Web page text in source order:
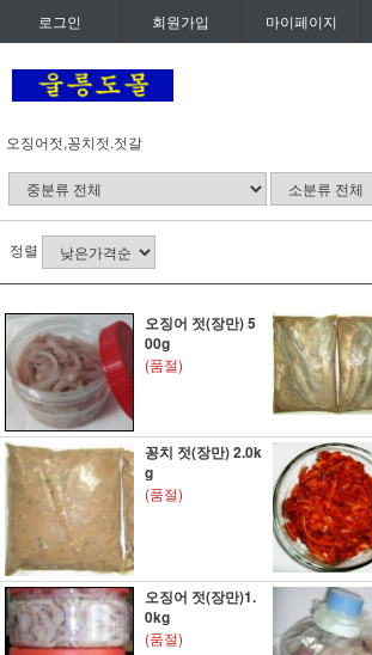
로그인 회원가입 마이페이지
오징어젓,꽁치젓.젓갈
정렬
오징어 젓(장만) 5
00g
(품절)
꽁치 젓(장만) 2.0k
g
(품절)
오징어 젓(장만)1.
0kg
(품절)